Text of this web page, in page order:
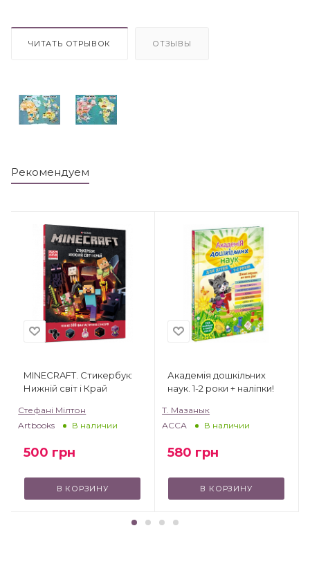
ЧИТАТЬ ОТРЫВОК ОТЗЫВЫ
Рекомендуем
MINECRAFT. Стикербук:
Нижній світ і Край
Стефані Мілтон
Artbooks
В наличии
500 грн
В КОРЗИНУ
Академія дошкільних
наук. 1-2 роки + наліпки!
Т. Мазанык
АССА
В наличии
580 грн
В КОРЗИНУ